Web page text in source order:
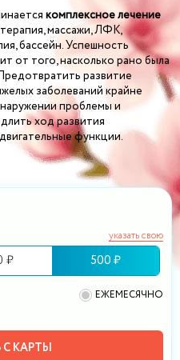
указать свою
₽ 500 ₽
ЕЖЕМЕСЯЧНО
КАРТЫ
комплексное лечение
массажи, ЛФК,
бассейн. Успешность
от того, насколько рано была
развитие
заболеваний крайне
проблемы и
ход развития
функции.